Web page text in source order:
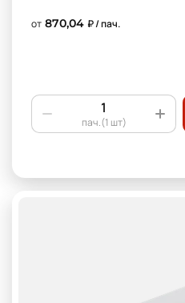
от 870,04 ₽ / пач.
пач.(1 шт)